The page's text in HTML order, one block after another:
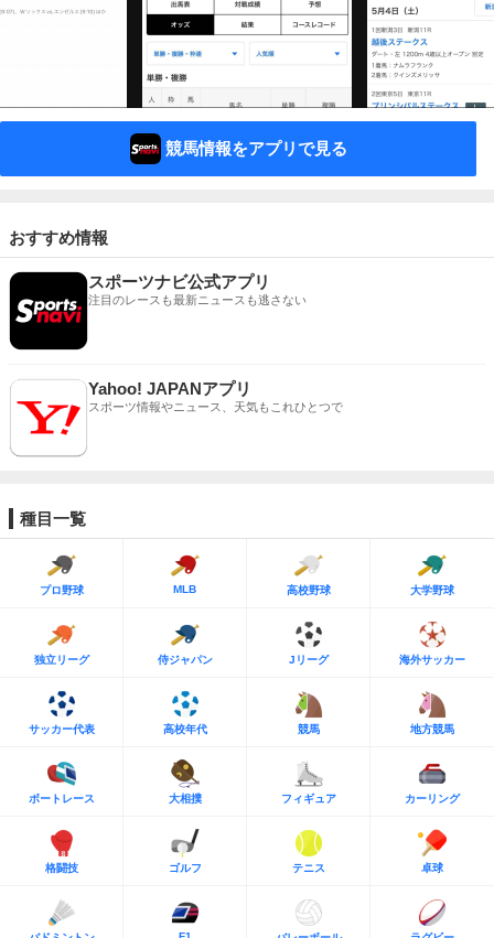
競馬情報をアプリで見る
おすすめ情報
スポーツナビ公式アプリ
注目のレースも最新ニュースも逃さない
Yahoo! JAPANアプリ
スポーツ情報やニュース、天気もこれひとつで
種目一覧
プロ野球 MLB 高校野球 大学野球
独立リーグ 侍ジャパン Jリーグ 海外サッカー
サッカー代表 高校年代 競馬 地方競馬
ボートレース 大相撲 フィギュア カーリング
格闘技 ゴルフ テニス 卓球